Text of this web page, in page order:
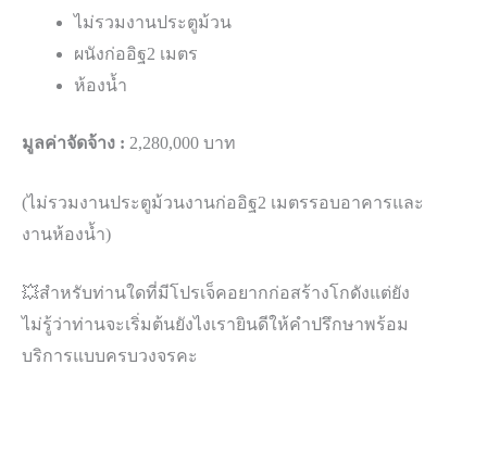
ไม่รวมงานประตูม้วน
ผนังก่ออิฐ2 เมตร
ห้องน้ำ
มูลค่าจัดจ้าง : 2,280,000 บาท
(ไม่รวมงานประตูม้วนงานก่ออิฐ2 เมตรรอบอาคารและ
งานห้องน้ำ)
💥สำหรับท่านใดที่มีโปรเจ็คอยากก่อสร้างโกดังแต่ยัง
ไม่รู้ว่าท่านจะเริ่มต้นยังไงเรายินดีให้คำปรึกษาพร้อม
บริการแบบครบวงจรคะ